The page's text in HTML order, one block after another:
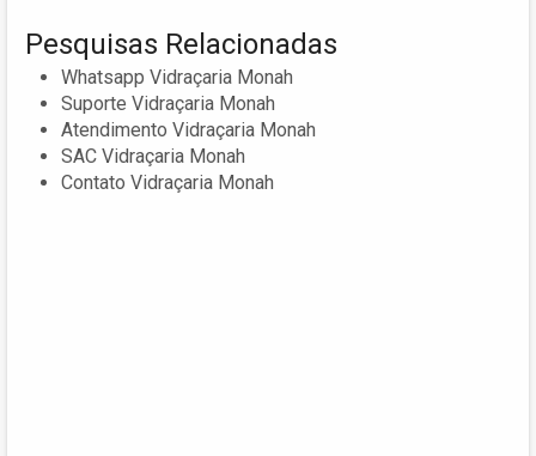
Pesquisas Relacionadas
Whatsapp Vidraçaria Monah
Suporte Vidraçaria Monah
Atendimento Vidraçaria Monah
SAC Vidraçaria Monah
Contato Vidraçaria Monah